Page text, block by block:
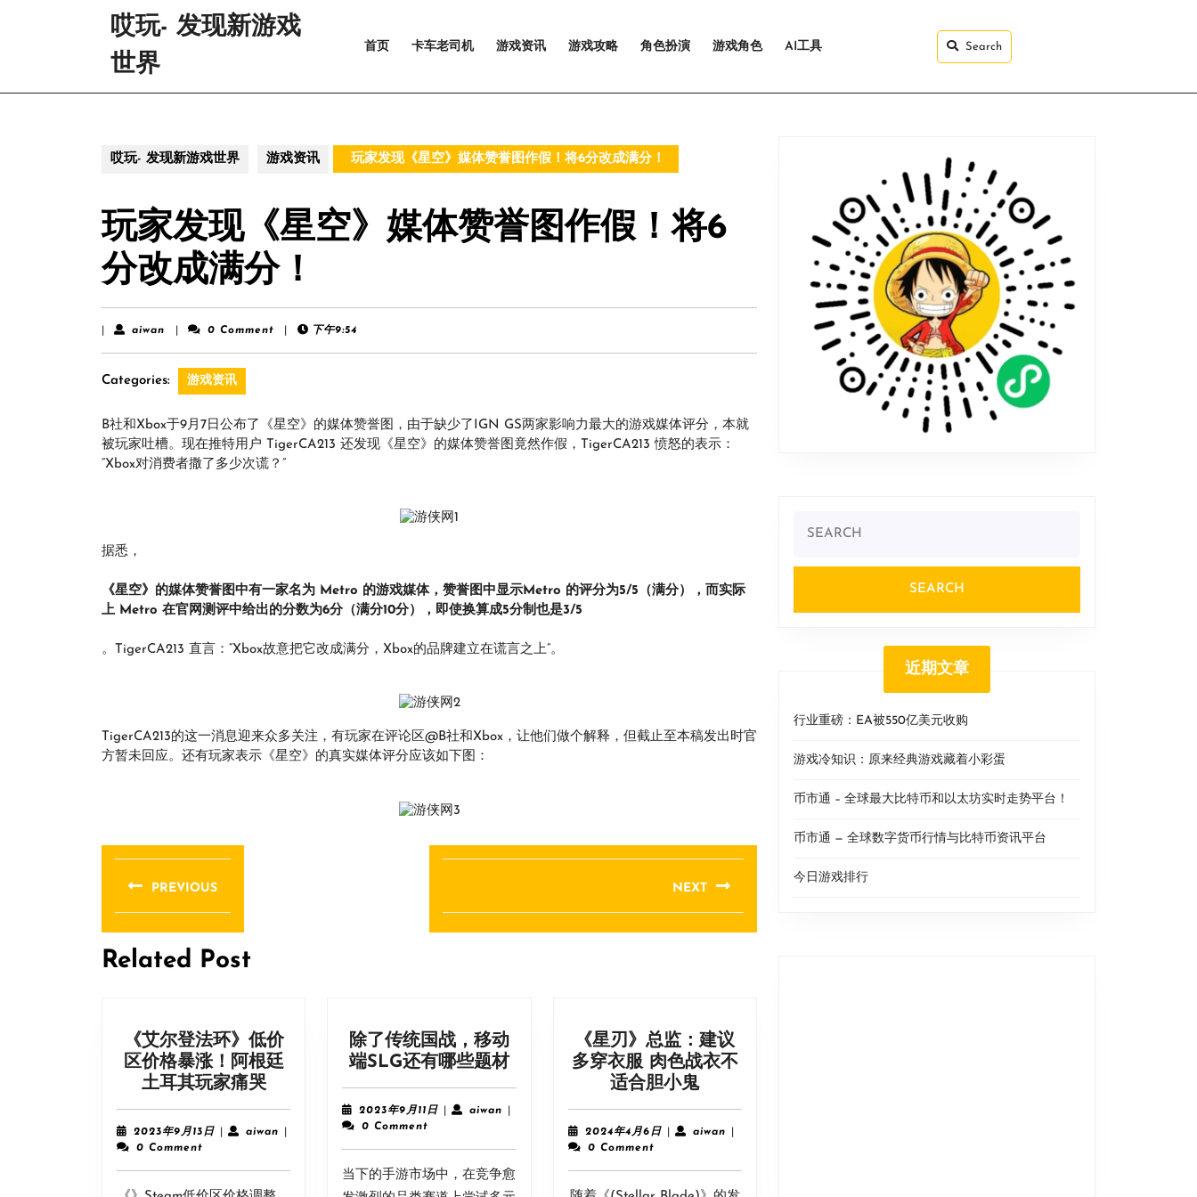
哎玩- 发现新游戏
世界
首页 卡车老司机 游戏资讯 游戏攻略 角色扮演 游戏角色 AI工具 Search
哎玩- 发现新游戏世界 游戏资讯 玩家发现《星空》媒体赞誉图作假！将6分改成满分！
玩家发现《星空》媒体赞誉图作假！将6
分改成满分！
aiwan aiwan 0 Comment 下午9:54
Categories: 游戏资讯
B社和Xbox于9月7日公布了《星空》的媒体赞誉图，由于缺少了IGN GS两家影响力最大的游戏媒体评分，本就
被玩家吐槽。现在推特用户 TigerCA213 还发现《星空》的媒体赞誉图竟然作假，TigerCA213 愤怒的表示：
“Xbox对消费者撒了多少次谎？”
据悉，
《星空》的媒体赞誉图中有一家名为 Metro 的游戏媒体，赞誉图中显示Metro 的评分为5/5（满分），而实际
上 Metro 在官网测评中给出的分数为6分（满分10分），即使换算成5分制也是3/5
。TigerCA213 直言：“Xbox故意把它改成满分，Xbox的品牌建立在谎言之上”。
TigerCA213的这一消息迎来众多关注，有玩家在评论区@B社和Xbox，让他们做个解释，但截止至本稿发出时官
方暂未回应。还有玩家表示《星空》的真实媒体评分应该如下图：
文
章
导
航
PREVIOUS
post:
NEXT
post:
Related Post
《艾尔登法环》低价
区价格暴涨！阿根廷
土耳其玩家痛哭《艾
尔
登
环》
低
2023年9月13日2023
aiwanaiwan
0 Comment
除了传统国战，移动
端SLG还有哪些题材除
了
传
国
战，
移
2023年9月11日2023
11
日
aiwan
0 Comment
当下的手游市场中，在竞争愈
《星刃》总监：建议
多穿衣服 肉色战衣不
适合胆小鬼《星
刃》
总
建
议
2024年4月6日2024
aiwanaiwan
0 Comment
for:
近期文章
行业重磅：EA被550亿美元收购
游戏冷知识：原来经典游戏藏着小彩蛋
币市通 – 全球最大比特币和以太坊实时走势平台！
币市通 — 全球数字货币行情与比特币资讯平台
今日游戏排行